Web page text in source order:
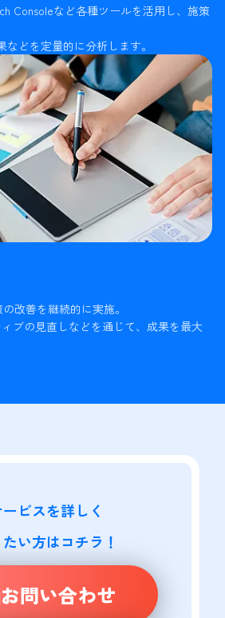
Consoleなど各種ツールを活用し、施策
どを定量的に分析します。
改善を継続的に実施。
ブの見直しなどを通じて、成果を最大
ビスを詳しく
い方はコチラ！
お問い合わせ